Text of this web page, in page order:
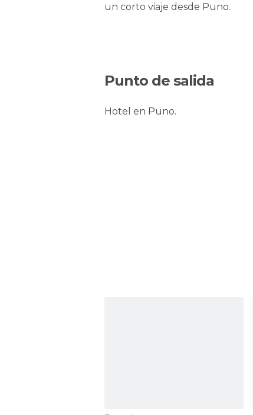
un corto viaje desde Puno.
Punto de salida
Hotel en Puno.